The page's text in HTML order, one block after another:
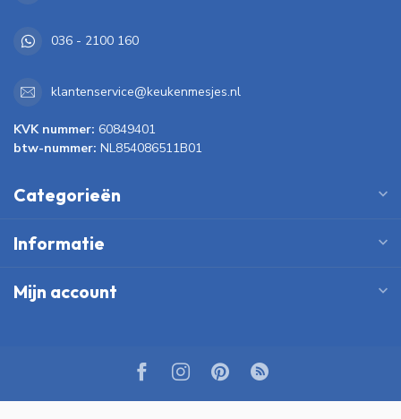
036 - 2100 160
klantenservice@keukenmesjes.nl
KVK nummer: 60849401
btw-nummer: NL854086511B01
Categorieën
Informatie
Mijn account